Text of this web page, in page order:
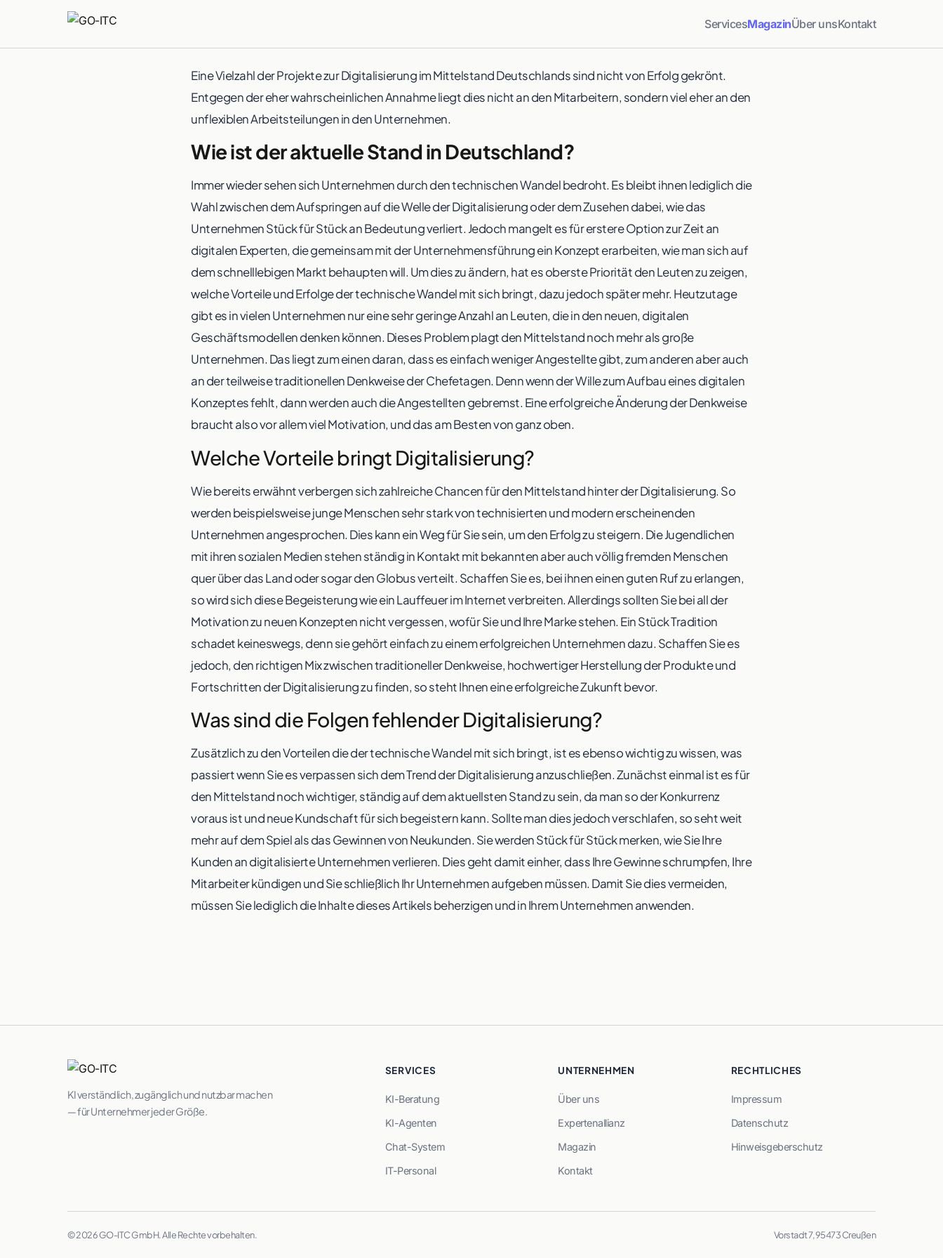
ServicesMagazinÜber unsKontakt
Eine Vielzahl der Projekte zur Digitalisierung im Mittelstand Deutschlands sind nicht von Erfolg gekrönt.
Entgegen der eher wahrscheinlichen Annahme liegt dies nicht an den Mitarbeitern, sondern viel eher an den
unflexiblen Arbeitsteilungen in den Unternehmen.
Wie ist der aktuelle Stand in Deutschland?
Immer wieder sehen sich Unternehmen durch den technischen Wandel bedroht. Es bleibt ihnen lediglich die
Wahl zwischen dem Aufspringen auf die Welle der Digitalisierung oder dem Zusehen dabei, wie das
Unternehmen Stück für Stück an Bedeutung verliert. Jedoch mangelt es für erstere Option zur Zeit an
digitalen Experten, die gemeinsam mit der Unternehmensführung ein Konzept erarbeiten, wie man sich auf
dem schnelllebigen Markt behaupten will. Um dies zu ändern, hat es oberste Priorität den Leuten zu zeigen,
welche Vorteile und Erfolge der technische Wandel mit sich bringt, dazu jedoch später mehr. Heutzutage
gibt es in vielen Unternehmen nur eine sehr geringe Anzahl an Leuten, die in den neuen, digitalen
Geschäftsmodellen denken können. Dieses Problem plagt den Mittelstand noch mehr als große
Unternehmen. Das liegt zum einen daran, dass es einfach weniger Angestellte gibt, zum anderen aber auch
an der teilweise traditionellen Denkweise der Chefetagen. Denn wenn der Wille zum Aufbau eines digitalen
Konzeptes fehlt, dann werden auch die Angestellten gebremst. Eine erfolgreiche Änderung der Denkweise
braucht also vor allem viel Motivation, und das am Besten von ganz oben.
Welche Vorteile bringt Digitalisierung?
Wie bereits erwähnt verbergen sich zahlreiche Chancen für den Mittelstand hinter der Digitalisierung. So
werden beispielsweise junge Menschen sehr stark von technisierten und modern erscheinenden
Unternehmen angesprochen. Dies kann ein Weg für Sie sein, um den Erfolg zu steigern. Die Jugendlichen
mit ihren sozialen Medien stehen ständig in Kontakt mit bekannten aber auch völlig fremden Menschen
quer über das Land oder sogar den Globus verteilt. Schaffen Sie es, bei ihnen einen guten Ruf zu erlangen,
so wird sich diese Begeisterung wie ein Lauffeuer im Internet verbreiten. Allerdings sollten Sie bei all der
Motivation zu neuen Konzepten nicht vergessen, wofür Sie und Ihre Marke stehen. Ein Stück Tradition
schadet keineswegs, denn sie gehört einfach zu einem erfolgreichen Unternehmen dazu. Schaffen Sie es
jedoch, den richtigen Mix zwischen traditioneller Denkweise, hochwertiger Herstellung der Produkte und
Fortschritten der Digitalisierung zu finden, so steht Ihnen eine erfolgreiche Zukunft bevor.
Was sind die Folgen fehlender Digitalisierung?
Zusätzlich zu den Vorteilen die der technische Wandel mit sich bringt, ist es ebenso wichtig zu wissen, was
passiert wenn Sie es verpassen sich dem Trend der Digitalisierung anzuschließen. Zunächst einmal ist es für
den Mittelstand noch wichtiger, ständig auf dem aktuellsten Stand zu sein, da man so der Konkurrenz
voraus ist und neue Kundschaft für sich begeistern kann. Sollte man dies jedoch verschlafen, so seht weit
mehr auf dem Spiel als das Gewinnen von Neukunden. Sie werden Stück für Stück merken, wie Sie Ihre
Kunden an digitalisierte Unternehmen verlieren. Dies geht damit einher, dass Ihre Gewinne schrumpfen, Ihre
Mitarbeiter kündigen und Sie schließlich Ihr Unternehmen aufgeben müssen. Damit Sie dies vermeiden,
müssen Sie lediglich die Inhalte dieses Artikels beherzigen und in Ihrem Unternehmen anwenden.
KI verständlich, zugänglich und nutzbar machen
— für Unternehmer jeder Größe.
SERVICES
KI-Beratung
KI-Agenten
Chat-System
IT-Personal
UNTERNEHMEN
Über uns
Expertenallianz
Magazin
Kontakt
RECHTLICHES
Impressum
Datenschutz
Hinweisgeberschutz
© 2026 GO-ITC GmbH. Alle Rechte vorbehalten. Vorstadt 7, 95473 Creußen